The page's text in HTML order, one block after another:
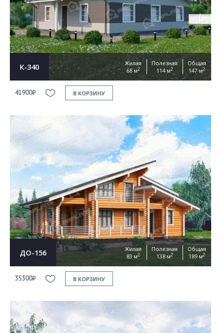
К-340
Жилая
68 м2
Полезная
114 м2
Общая
147 м2
41900₽ В КОРЗИНУ
ДО-156
Жилая
83 м2
Полезная
138 м2
Общая
189 м2
35300₽ В КОРЗИНУ